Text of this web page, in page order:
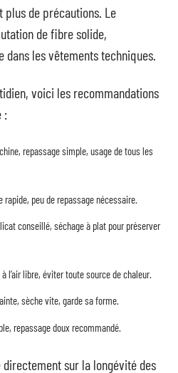
de précautions. Le
de fibre solide,
les vêtements techniques.
voici les recommandations
:
repassage simple, usage de tous les
peu de repassage nécessaire.
conseillé, séchage à plat pour préserver
l’air libre, éviter toute source de chaleur.
sèche vite, garde sa forme.
repassage doux recommandé.
directement sur la longévité des